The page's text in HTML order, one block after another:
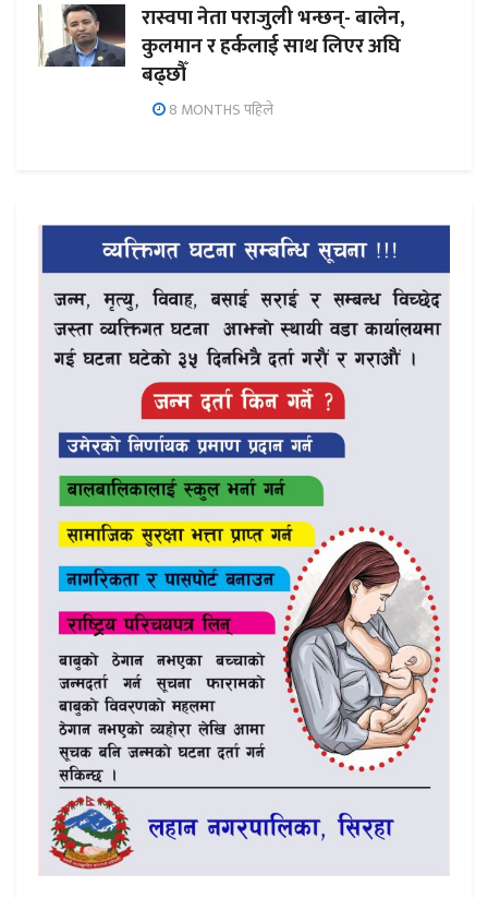
रास्वपा नेता पराजुली भन्छन्- बालेन,
कुलमान र हर्कलाई साथ लिएर अघि
बढ्छौँ
8 MONTHS पहिले